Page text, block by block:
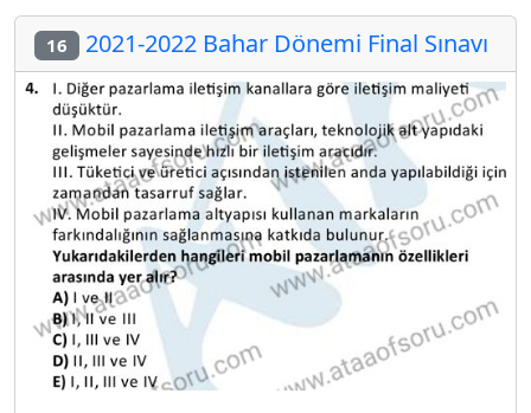
16 2021-2022 Bahar Dönemi Final Sınavı